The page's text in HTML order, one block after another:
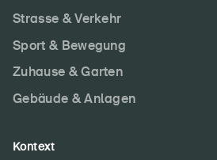
Strasse & Verkehr
Sport & Bewegung
Zuhause & Garten
Gebäude & Anlagen
Kontext